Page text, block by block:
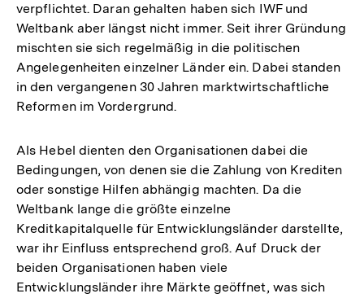
verpflichtet. Daran gehalten haben sich IWF und
Weltbank aber längst nicht immer. Seit ihrer Gründung
mischten sie sich regelmäßig in die politischen
Angelegenheiten einzelner Länder ein. Dabei standen
in den vergangenen 30 Jahren marktwirtschaftliche
Reformen im Vordergrund.
Als Hebel dienten den Organisationen dabei die
Bedingungen, von denen sie die Zahlung von Krediten
oder sonstige Hilfen abhängig machten. Da die
Weltbank lange die größte einzelne
Kreditkapitalquelle für Entwicklungsländer darstellte,
war ihr Einfluss entsprechend groß. Auf Druck der
beiden Organisationen haben viele
Entwicklungsländer ihre Märkte geöffnet, was sich